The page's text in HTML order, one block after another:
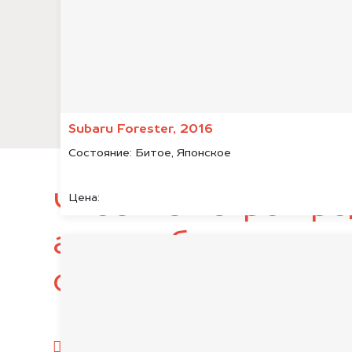
Subaru Forester, 2016
Состояние: Битое, Японское
Цена:
Чтобы быстро
автомобиль,
следующие